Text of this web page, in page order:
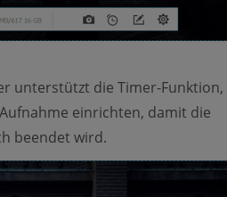
unterstützt die Timer-
einrichten, damit die
beendet wird.